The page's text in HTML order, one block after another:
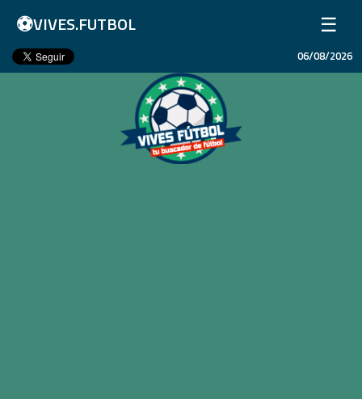
⚽VIVES.FUTBOL ☰
Inicio
06/08/2026